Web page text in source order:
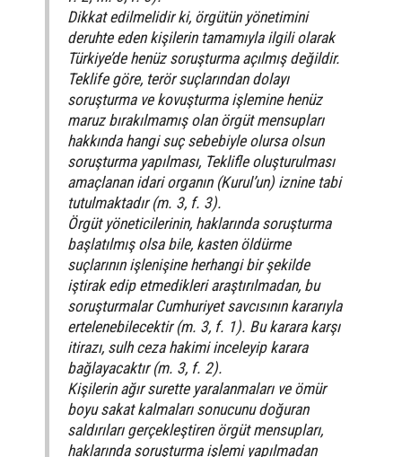
Dikkat edilmelidir ki, örgütün yönetimini
deruhte eden kişilerin tamamıyla ilgili olarak
Türkiye’de henüz soruşturma açılmış değildir.
Teklife göre, terör suçlarından dolayı
soruşturma ve kovuşturma işlemine henüz
maruz bırakılmamış olan örgüt mensupları
hakkında hangi suç sebebiyle olursa olsun
soruşturma yapılması, Teklifle oluşturulması
amaçlanan idari organın (Kurul’un) iznine tabi
tutulmaktadır (m. 3, f. 3).
Örgüt yöneticilerinin, haklarında soruşturma
başlatılmış olsa bile, kasten öldürme
suçlarının işlenişine herhangi bir şekilde
iştirak edip etmedikleri araştırılmadan, bu
soruşturmalar Cumhuriyet savcısının kararıyla
ertelenebilecektir (m. 3, f. 1). Bu karara karşı
itirazı, sulh ceza hakimi inceleyip karara
bağlayacaktır (m. 3, f. 2).
Kişilerin ağır surette yaralanmaları ve ömür
boyu sakat kalmaları sonucunu doğuran
saldırıları gerçekleştiren örgüt mensupları,
haklarında soruşturma işlemi yapılmadan